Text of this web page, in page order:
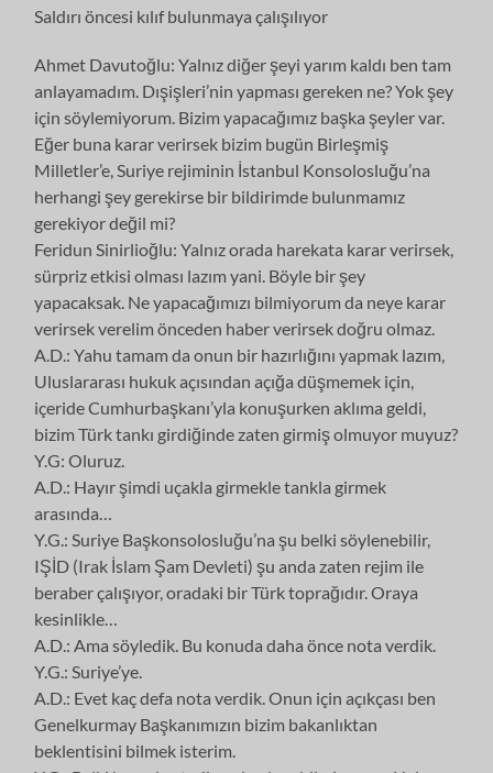
Saldırı öncesi kılıf bulunmaya çalışılıyor
Ahmet Davutoğlu: Yalnız diğer şeyi yarım kaldı ben tam
anlayamadım. Dışişleri’nin yapması gereken ne? Yok şey
için söylemiyorum. Bizim yapacağımız başka şeyler var.
Eğer buna karar verirsek bizim bugün Birleşmiş
Milletler’e, Suriye rejiminin İstanbul Konsolosluğu’na
herhangi şey gerekirse bir bildirimde bulunmamız
gerekiyor değil mi?
Feridun Sinirlioğlu: Yalnız orada harekata karar verirsek,
sürpriz etkisi olması lazım yani. Böyle bir şey
yapacaksak. Ne yapacağımızı bilmiyorum da neye karar
verirsek verelim önceden haber verirsek doğru olmaz.
A.D.: Yahu tamam da onun bir hazırlığını yapmak lazım,
Uluslararası hukuk açısından açığa düşmemek için,
içeride Cumhurbaşkanı’yla konuşurken aklıma geldi,
bizim Türk tankı girdiğinde zaten girmiş olmuyor muyuz?
Y.G: Oluruz.
A.D.: Hayır şimdi uçakla girmekle tankla girmek
arasında…
Y.G.: Suriye Başkonsolosluğu’na şu belki söylenebilir,
IŞİD (Irak İslam Şam Devleti) şu anda zaten rejim ile
beraber çalışıyor, oradaki bir Türk toprağıdır. Oraya
kesinlikle…
A.D.: Ama söyledik. Bu konuda daha önce nota verdik.
Y.G.: Suriye’ye.
A.D.: Evet kaç defa nota verdik. Onun için açıkçası ben
Genelkurmay Başkanımızın bizim bakanlıktan
beklentisini bilmek isterim.